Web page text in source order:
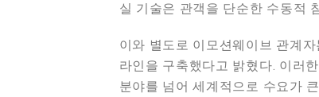
실 기술은 관객을 단순한 수동적
이와 별도로 이모션웨이브 관계
라인을 구축했다고 밝혔다. 이러
분야를 넘어 세계적으로 수요가